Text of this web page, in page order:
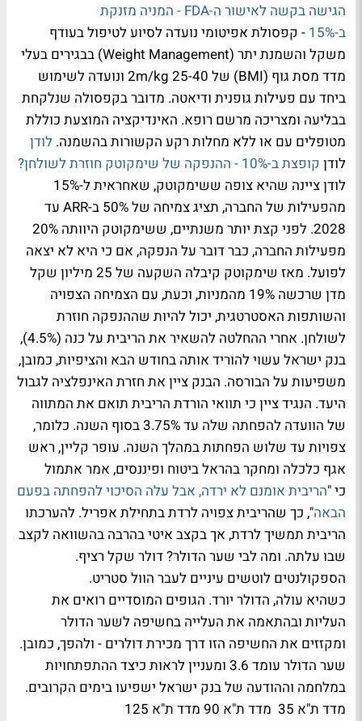
הגישה בקשה לאישור ה-FDA - המניה מזנקת
ב-15%
- קפסולת אפיטומי נועדה לסיוע לטיפול בעודף
משקל והשמנת יתר (Weight Management) בבגירים בעלי
מדד מסת גוף (BMI) של 2m/kg 25-40 ונועדה לשימוש
ביחד עם פעילות גופנית ודיאטה. מדובר בקפסולה שנלקחת
בבליעה ומצריכה מרשם רופא. האינדיקציה המוצעת כוללת
מטופלים עם או ללא מחלות רקע הקשורות בהשמנה. לודן
לודן קופצת ב-10% - ההנפקה של שימקוטק חוזרת לשולחן?
לודן ציינה שהיא צופה ששימקוטק, שאחראית ל-15%
מהפעילות של החברה, תציג צמיחה של 50% ב-ARR עד
2028. לפני קצת יותר משנתיים, ששימקוטק היוותה 20%
מפעילות החברה, כבר דובר על הנפקה, אם כי היא לא יצאה
לפועל. מאז שימקוטק קיבלה השקעה של 25 מיליון שקל
מדן שרכשה 19% מהמניות, וכעת, עם הצמיחה הצפויה
והשותפות האסטרטגית, יכול להיות שההנפקה חוזרת
לשולחן. אחרי ההחלטה להשאיר את הריבית על כנה (4.5%),
בנק ישראל עשוי להוריד אותה בחודש הבא והציפיות, כמובן,
משפיעות על הבורסה. הבנק ציין את חזרת האינפלציה לגבול
היעד. הנגיד ציין כי תוואי הורדת הריבית תואם את המתווה
של הוועדה להפחתה שלה עד 3.75% בסוף השנה. כלומר,
צפויות עד שלוש הפחתות במהלך השנה. עופר קליין, ראש
אגף כלכלה ומחקר בהראל ביטוח ופיננסים, אמר אתמול
כי "הריבית אומנם לא ירדה, אבל עלה הסיכוי להפחתה בפעם
הבאה", כך שהריבית צפויה לרדת בתחילת אפריל. להערכתו
הריבית תמשיך לרדת, אך בקצב איטי בהרבה בהשוואה לקצב
שבו עלתה. ומה לבי שער הדולר? דולר שקל רציף.
הספקולנטים לוטשים עיניים לעבר הוול סטריט.
כשהיא עולה, הדולר יורד. הגופים המוסדיים רואים את
העליות ובהתאמה את העלייה בחשיפה לשער הדולר
ומקזזים את החשיפה הזו דרך מכירת דולרים - ולהפך, כמובן.
שער הדולר עומד 3.6 ומעניין לראות כיצד ההתפתחויות
במלחמה וההודעה של בנק ישראל ישפיעו בימים הקרובים.
מדד ת"א 35
מדד ת"א 90
מדד ת"א 125